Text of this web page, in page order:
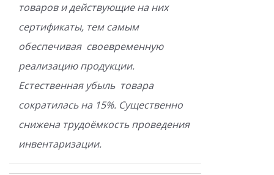
товаров и действующие на них
сертификаты, тем самым
обеспечивая своевременную
реализацию продукции.
Естественная убыль товара
сократилась на 15%. Существенно
снижена трудоёмкость проведения
инвентаризации.